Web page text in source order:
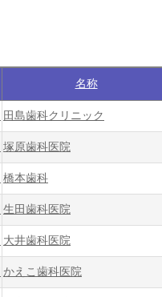
名称
田島歯科クリニック
塚原歯科医院
橋本歯科
生田歯科医院
大井歯科医院
かえこ歯科医院